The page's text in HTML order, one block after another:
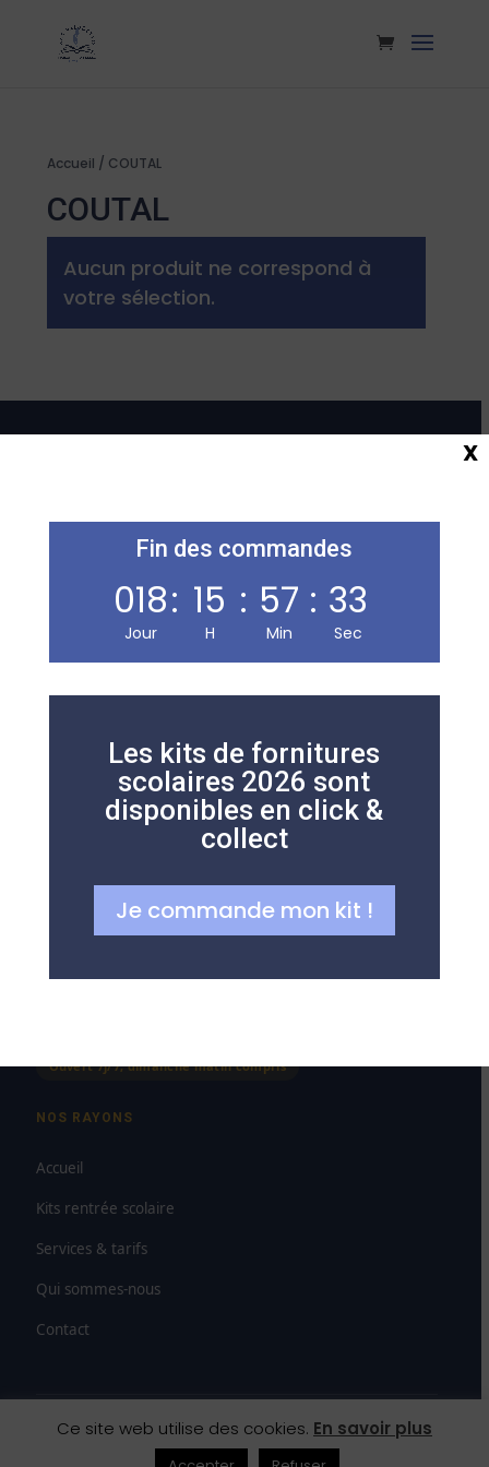
Accueil / COUTAL
COUTAL
Aucun produit ne correspond à
votre sélection.
Librairie, presse, carterie, jeux & jouets et papeterie, sur
200 m² en plein centre de Carmaux. Indépendante
81400 Carmaux
05 63 76 55 94
Nous écrire
Lun – Ven 7h00–12h30 · 13h30–19h00
Ouvert 7j/7, dimanche matin compris
NOS RAYONS
Accueil
Kits rentrée scolaire
Services & tarifs
Qui sommes-nous
Contact
© 2026 SAS Paludetto — Maison de la Presse Carmausine
Droit de rétractation Mentions légalesCGV
Ce site web utilise des cookies. En savoir plus
Fin des commandes
018
Jour
: 15
H
: 57
Min
: 33
Sec
Les kits de fornitures
scolaires 2026 sont
disponibles en click &
collect
Je commande mon kit !
X